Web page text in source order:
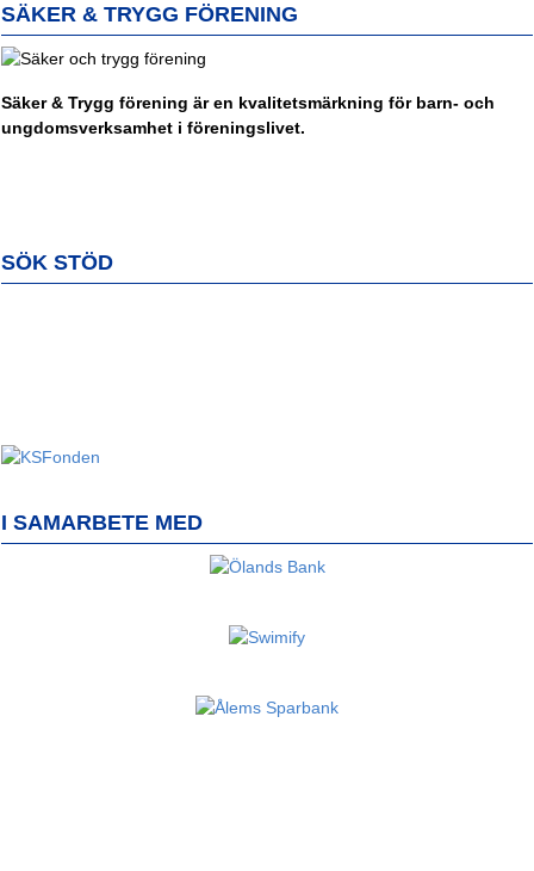
SÄKER & TRYGG FÖRENING
Säker & Trygg förening är en kvalitetsmärkning för barn- och
ungdomsverksamhet i föreningslivet.
SÖK STÖD
I SAMARBETE MED